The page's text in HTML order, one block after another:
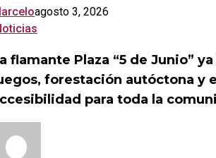
Anses
para
realizar
trámites
salir
agosto 3, 2026
Plaza
“5
de
flamante Plaza “5 de Junio”
forestación autóctona y
para toda la